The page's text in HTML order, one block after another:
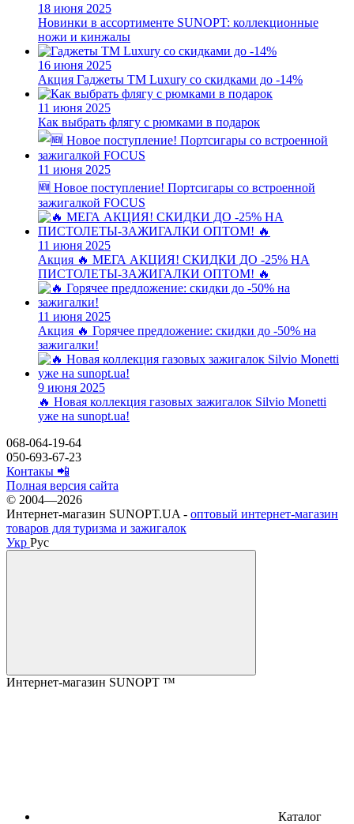
18 июня 2025
Новинки в ассортименте SUNOPT: коллекционные
ножи и кинжалы
16 июня 2025
Акция Гаджеты ТМ Luxury со скидками до -14%
11 июня 2025
Как выбрать флягу с рюмками в подарок
11 июня 2025
🆕 Новое поступление! Портсигары со встроенной
зажигалкой FOCUS
11 июня 2025
Акция 🔥 МЕГА АКЦИЯ! СКИДКИ ДО -25% НА
ПИСТОЛЕТЫ-ЗАЖИГАЛКИ ОПТОМ! 🔥
11 июня 2025
Акция 🔥 Горячее предложение: скидки до -50% на
зажигалки!
9 июня 2025
🔥 Новая коллекция газовых зажигалок Silvio Monetti
уже на sunopt.ua!
068-064-19-64
050-693-67-23
Контакы 📲
Полная версия сайта
© 2004—2026
Интернет-магазин SUNOPT.UA - оптовый интернет-магазин
товаров для туризма и зажигалок
Укр Рус
Интернет-магазин SUNOPT ™
Каталог